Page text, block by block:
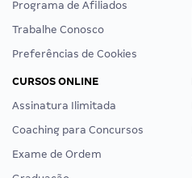
Programa de Afiliados
Trabalhe Conosco
Preferências de Cookies
CURSOS ONLINE
Assinatura Ilimitada
Coaching para Concursos
Exame de Ordem